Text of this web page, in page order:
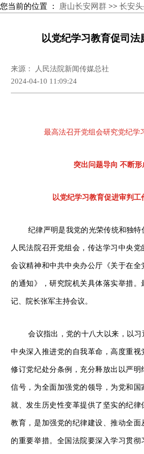
您当前的位置 ： 唐山长安网群 >> 长安
以党纪学习教育促司法
来源： 人民法院新闻传媒总社
2024-04-10 11:09:24
最高法召开党组会研究党纪学
突出问题导向 不断形
以党纪学习教育促进审判工
纪律严明是我党的光荣传统和独特
人民法院召开党组会，传达学习中央党
会议精神和中共中央办公厅《关于在全
的通知》，研究院机关具体落实举措。
记、院长张军主持会议。
会议指出，党的十八大以来，以
中央深入推进党的自我革命，高度重视
修订党纪处分条例，充分释放出以严明
信号，为全面加强党的领导，为党和国
就、发生历史性变革提供了坚实的纪律
教育，是加强党的纪律建设、推动全面
的重要举措。全国法院要深入学习贯彻